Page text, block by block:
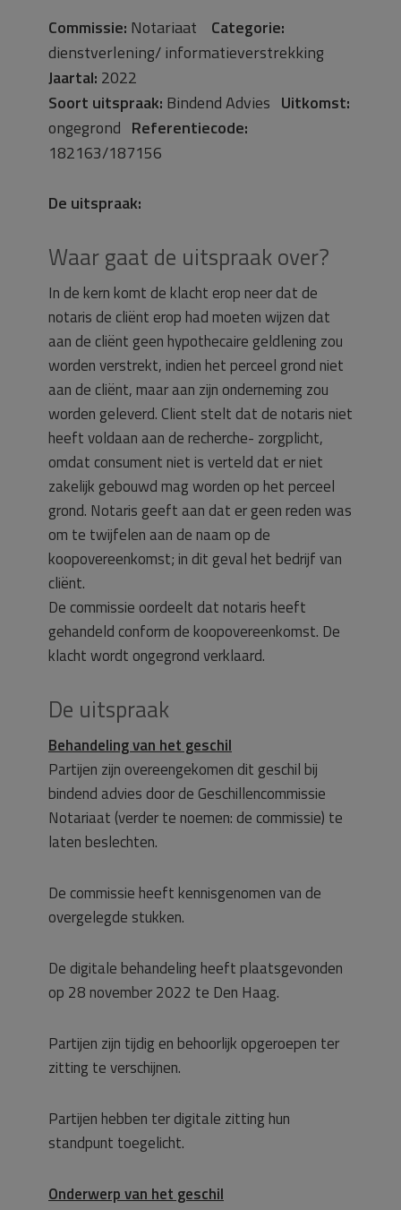
Commissie: Notariaat Categorie:
dienstverlening/ informatieverstrekking
Jaartal: 2022
Soort uitspraak: Bindend Advies Uitkomst:
ongegrond Referentiecode:
182163/187156
De uitspraak:
Waar gaat de uitspraak over?
In de kern komt de klacht erop neer dat de
notaris de cliënt erop had moeten wijzen dat
aan de cliënt geen hypothecaire geldlening zou
worden verstrekt, indien het perceel grond niet
aan de cliënt, maar aan zijn onderneming zou
worden geleverd. Client stelt dat de notaris niet
heeft voldaan aan de recherche- zorgplicht,
omdat consument niet is verteld dat er niet
zakelijk gebouwd mag worden op het perceel
grond. Notaris geeft aan dat er geen reden was
om te twijfelen aan de naam op de
koopovereenkomst; in dit geval het bedrijf van
cliënt.
De commissie oordeelt dat notaris heeft
gehandeld conform de koopovereenkomst. De
klacht wordt ongegrond verklaard.
De uitspraak
Behandeling van het geschil
Partijen zijn overeengekomen dit geschil bij
bindend advies door de Geschillencommissie
Notariaat (verder te noemen: de commissie) te
laten beslechten.
De commissie heeft kennisgenomen van de
overgelegde stukken.
De digitale behandeling heeft plaatsgevonden
op 28 november 2022 te Den Haag.
Partijen zijn tijdig en behoorlijk opgeroepen ter
zitting te verschijnen.
Partijen hebben ter digitale zitting hun
standpunt toegelicht.
Onderwerp van het geschil